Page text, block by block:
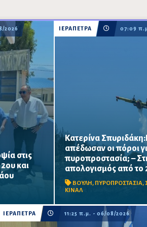
2026
στις
και
να
σχολική
ΙΕΡΑΠΕΤΡΑ 07:09
Κατερίνα
απέδωσαν οι πόροι
πυροπροστασία; –
απολογισμός από
ΒΟΥΛΗ, ΠΥΡΟΠΡΟΣΤΑΣΙΑ,
ΚΙΝΑΛ
Το ΠΑΣΟΚ ζητά πλήρη
χρηματοδοτήσεων από
για τα προγράμματα
καθώς και απαντήσεις
ΙΕΡΑΠΕΤΡΑ 11:25 π.μ. - 06/08/2026